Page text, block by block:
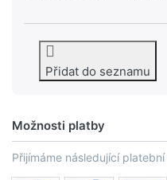
Přidat do seznamu
Možnosti platby
Přijímáme následující